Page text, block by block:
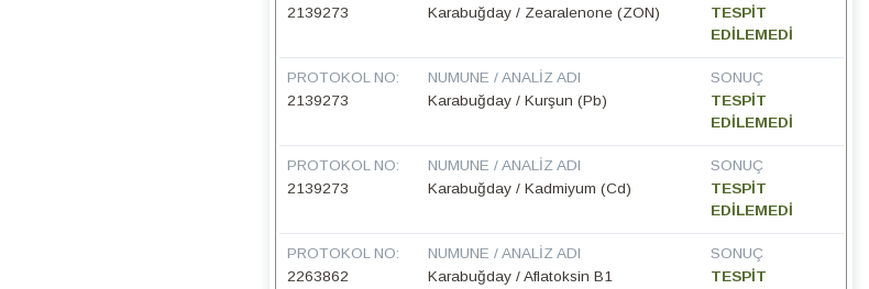
2139273
Karabuğday / Zearalenone (ZON)
TESPİT
EDİLEMEDİ
PROTOKOL NO:
2139273
NUMUNE / ANALIZ ADI
Karabuğday / Kurşun (Pb)
SONUÇ
TESPİT
EDİLEMEDİ
PROTOKOL NO:
2139273
NUMUNE / ANALIZ ADI
Karabuğday / Kadmiyum (Cd)
SONUÇ
TESPİT
EDİLEMEDİ
PROTOKOL NO:
2263862
NUMUNE / ANALIZ ADI
Karabuğday / Aflatoksin B1
SONUÇ
TESPİT